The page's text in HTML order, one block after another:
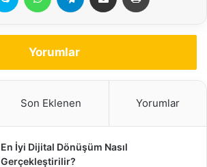
Yorumlar
Son Eklenen Yorumlar
En İyi Dijital Dönüşüm Nasıl
Gerçekleştirilir?